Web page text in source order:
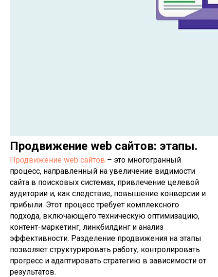
Продвижение web сайтов: этапы.
Продвижение web сайтов – это многогранный
процесс, направленный на увеличение видимости
сайта в поисковых системах, привлечение целевой
аудитории и, как следствие, повышение конверсии и
прибыли. Этот процесс требует комплексного
подхода, включающего техническую оптимизацию,
контент-маркетинг, линкбилдинг и анализ
эффективности. Разделение продвижения на этапы
позволяет структурировать работу, контролировать
прогресс и адаптировать стратегию в зависимости от
результатов.